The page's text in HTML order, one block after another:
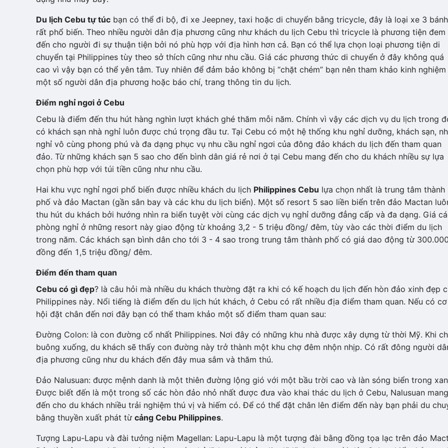
Du lịch Cebu tự túc bạn có thể đi bộ, đi xe Jeepney, taxi hoặc di chuyển bằng tricycle, đây là loại xe 3 bánh
rất phổ biến. Theo nhiều người dân địa phương cũng như khách du lịch Cebu thì tricycle là phương tiện đem
đến cho người đi sự thuận tiện bởi nó phù hợp với địa hình hơn cả. Bạn có thể lựa chọn loại phương tiện di
chuyển tại Philippines tùy theo sở thích cũng như nhu cầu. Giá các phương thức di chuyển ở đây không quá
cao vì vậy bạn có thể yên tâm. Tuy nhiên để đảm bảo không bị “chặt chém” bạn nên tham khảo kinh
một số người dân địa phương hoặc báo chí, trang thông tin du lịch.
Điểm nghỉ ngơi ở Cebu
Cebu là điểm đến thu hút hàng nghìn lượt khách ghé thăm mỗi năm. Chính vì vậy các dịch vụ du lịch trong
có khách sạn nhà nghỉ luôn được chú trọng đầu tư. Tại Cebu có một hệ thống khu nghỉ dưỡng, khách sạn,
nghỉ vô cùng phong phú và đa dạng phục vụ nhu cầu nghỉ ngơi của đông đảo khách du lịch đến tham quan
đảo. Từ những khách sạn 5 sao cho đến bình dân giá rẻ nơi ở tại Cebu mang đến cho du khách nhiều sự lựa
chọn phù hợp với túi tiền cũng như nhu cầu.
Hai khu vực nghỉ ngơi phổ biến được nhiều khách du lịch Philippines Cebu lựa chọn nhất là trung tâm thành
phố và đảo Mactan (gần sân bay và các khu du lịch biển). Một số resort 5 sao liền biển trên đảo Mactan
thu hút du khách bởi hướng nhìn ra biển tuyệt vời cùng các dịch vụ nghỉ dưỡng đẳng cấp và đa dạng. Giá
phòng nghỉ ở những resort này giao động từ khoảng 3,2 - 5 triệu đồng/ đêm, tùy vào các thời điểm du lịch
trong năm. Các khách sạn bình dân cho tới 3 - 4 sao trong trung tâm thành phố có giá dao động từ
đồng đến 1,5 triệu đồng/ đêm.
Điểm đến tham quan
Cebu có gì đẹp? là câu hỏi mà nhiều du khách thường đặt ra khi có kế hoạch du lịch đến hòn đảo xinh đẹp
Philippines này. Nổi tiếng là điểm đến du lịch hút khách, ở Cebu có rất nhiều địa điểm tham quan. Nếu có cơ
hội đặt chân đến nơi đây bạn có thể tham khảo một số điểm tham quan sau:
Đường Colon: là con đường cổ nhất Philippines. Nơi đây có những khu nhà được xây dựng từ thời Mỹ. Khi
buông xuống, du khách sẽ thấy con đường này trở thành một khu chợ đêm nhộn nhịp. Có rất đông người
địa phương cũng như du khách đến đây mua sắm và thăm thú.
Đảo Nalusuan: được mệnh danh là một thiên đường lộng gió với một bầu trời cao và làn sóng biển trong
Được biết đến là một trong số các hòn đảo nhỏ nhất được đưa vào khai thác du lịch ở Cebu, Nalusuan mang
đến cho du khách nhiều trải nghiệm thú vị và hiếm có. Để có thể đặt chân lên điểm đến này bạn phải du
bằng thuyền xuất phát từ cảng Cebu Philippines.
Tượng Lapu-Lapu và đài tưởng niệm Magellan: Lapu-Lapu là một tượng đài bằng đồng tọa lạc trên đảo